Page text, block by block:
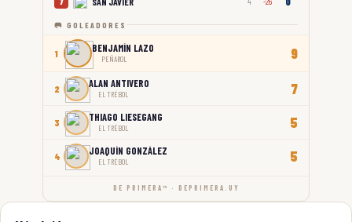
🥅 GOLEADORES
1 BENJAMÍN LAZO
PEÑAROL 9
2 ALAN ANTIVERO
EL TRÉBOL 7
3 THIAGO LIESEGANG
EL TRÉBOL 5
4 JOAQUÍN GONZÁLEZ
EL TRÉBOL 5
DE PRIMERA™ · DEPRIMERA.UY